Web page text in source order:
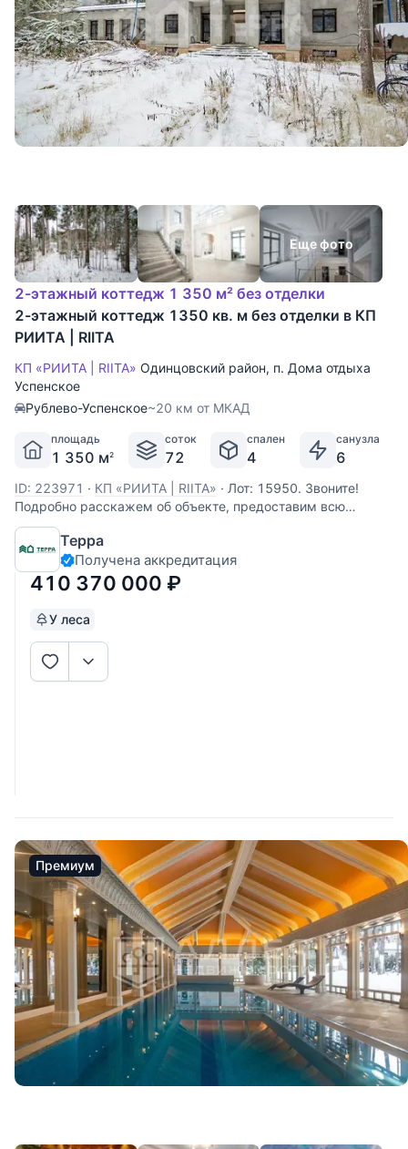
Еще фото
2-этажный коттедж 1 350 м² без отделки
2-этажный коттедж 1350 кв. м без отделки в КП
РИИТА | RIITA
КП «РИИТА | RIITA» Одинцовский район, п. Дома отдыха
Успенское
Рублево-Успенское~20 км от МКАД
площадь
1 350 м2
соток
72
спален
4
санузла
6
ID: 223971 · КП «РИИТА | RIITA» · Лот: 15950. Звоните!
Подробно расскажем об объекте, предоставим всю
необходимую информацию и оперативно покажем!
Терра
Получена аккредитация
410 370 000 ₽
У леса
Премиум